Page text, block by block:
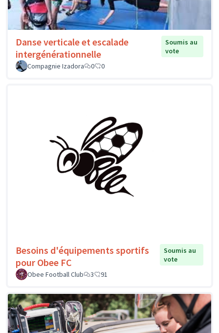
Danse verticale et escalade
intergénérationnelle
Soumis au
vote
Compagnie Izadora
0 0
Besoins d'équipements sportifs
pour Obee FC
Soumis au
vote
Obee Football Club
3 91